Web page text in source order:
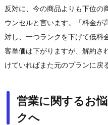
反対に、今の商品よりも下位の
ウンセルと言います。「料金が
対し、一つランクを下げて低料
客単価は下がりますが、解約さ
けていればまた元のプランに戻
営業に関するお悩み・ご相談はカクト
クへ